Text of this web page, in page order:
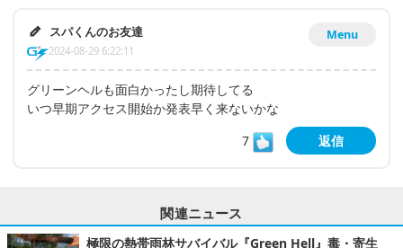
Menu
スパくんのお友達
2024-08-29 6:22:11
グリーンヘルも面白かったし期待してる
いつ早期アクセス開始か発表早く来ないかな
7
返信
関連ニュース
極限の熱帯雨林サバイバル『Green Hell』毒・寄生